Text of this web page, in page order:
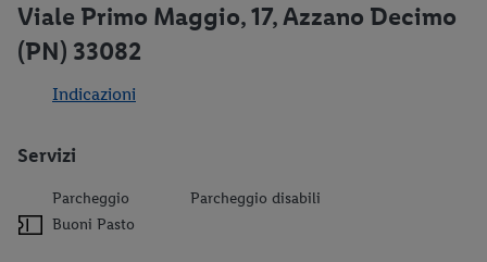
Viale Primo Maggio, 17, Azzano Decimo
(PN) 33082
Indicazioni
Servizi
Parcheggio
Parcheggio disabili
Buoni Pasto